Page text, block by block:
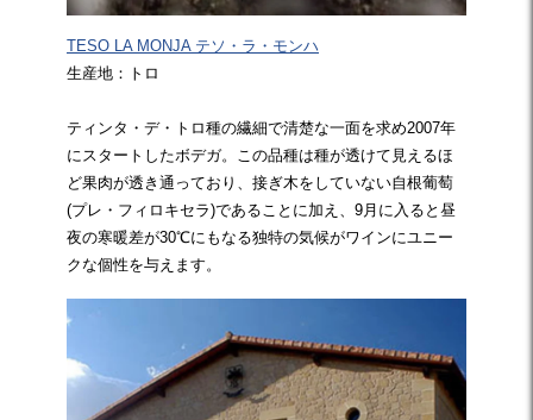
TESO LA MONJA テソ・ラ・モンハ
生産地：トロ
ティンタ・デ・トロ種の繊細で清楚な一面を求め2007年
にスタートしたボデガ。この品種は種が透けて見えるほ
ど果肉が透き通っており、接ぎ木をしていない自根葡萄
(プレ・フィロキセラ)であることに加え、9月に入ると昼
夜の寒暖差が30℃にもなる独特の気候がワインにユニー
クな個性を与えます。